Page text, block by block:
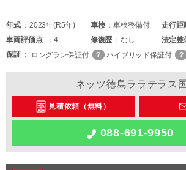
年式 2023年(R5年) 車検 車検整備付 走行距
車両評価点 4 修復歴 なし 法定整
保証
ロングラン保証付 ハイブリッド保証付
ネッツ徳島ララテラス
見積依頼（無料）
088-691-9950